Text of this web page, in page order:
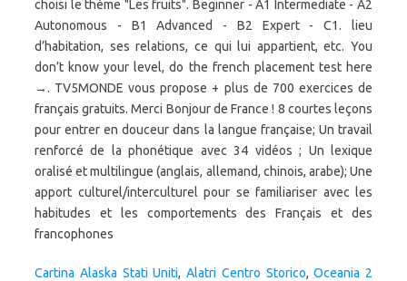
Cartina Alaska Stati Uniti, Alatri Centro Storico,Oceania 2